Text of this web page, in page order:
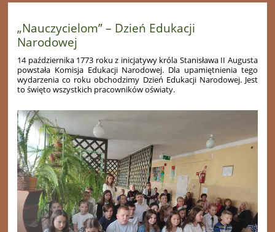
„Nauczycielom” – Dzień Edukacji
Narodowej
14 października 1773 roku z inicjatywy króla Stanisława II Augusta
powstała Komisja Edukacji Narodowej. Dla upamiętnienia tego
wydarzenia co roku obchodzimy Dzień Edukacji Narodowej. Jest
to święto wszystkich pracowników oświaty.